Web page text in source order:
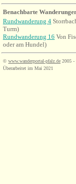
Benachbarte
Rundwanderung 4
Turm)
Rundwanderung 16 Von
oder am Hundel)
© www.wanderportal-pfalz.de 2005 -
Überarbeitet im Mai 2021